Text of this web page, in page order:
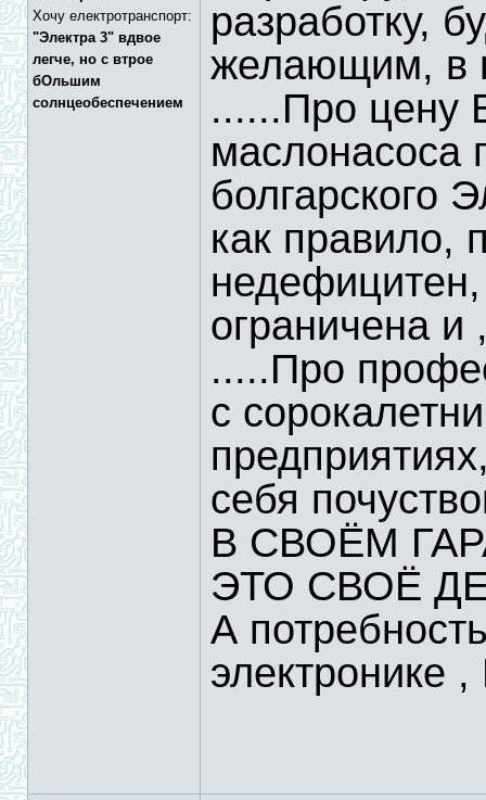
Хочу електротранспорт:
"Электра 3" вдвое
легче, но с втрое
бОльшим
солнцеобеспечением
разработку,
желающим, в
......Про цену
маслонасоса
болгарского
как правило,
ограничена
.....Про
с
себя
В СВОЁМ
ЭТО СВОЁ
А
электронике